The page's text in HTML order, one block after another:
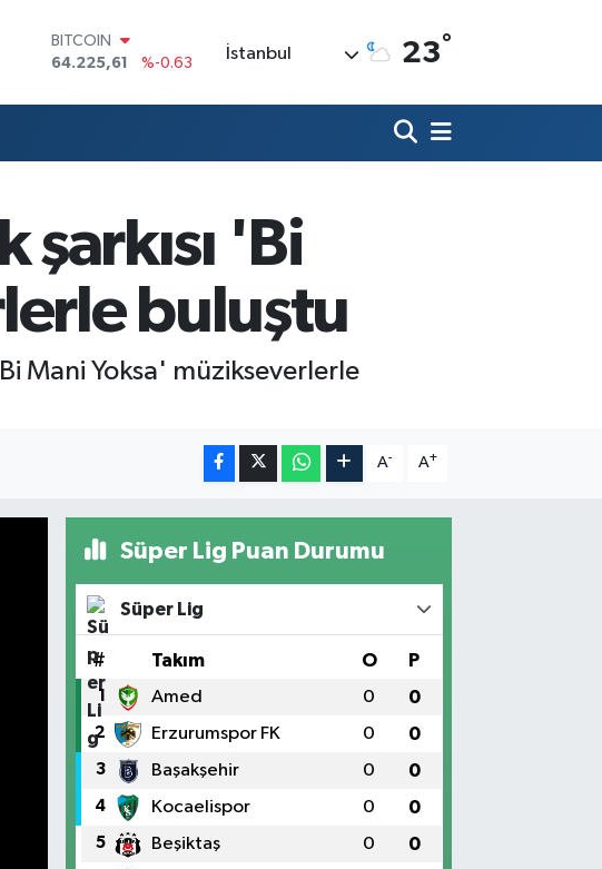
DOLAR
47,7143
%0.16
55,0317
%-0.02
13.799
%70
BITCOIN
64.225,61
%-0.63
İstanbul 23°
'Bi
buluştu
Mani Yoksa' müzikseverlerle
A- A+
Süper Lig Puan Durumu
Süper Lig
# Takım O P
1 Amed 0 0
2 Erzurumspor FK 0 0
3 Başakşehir 0 0
4 Kocaelispor 0 0
5 Beşiktaş 0 0